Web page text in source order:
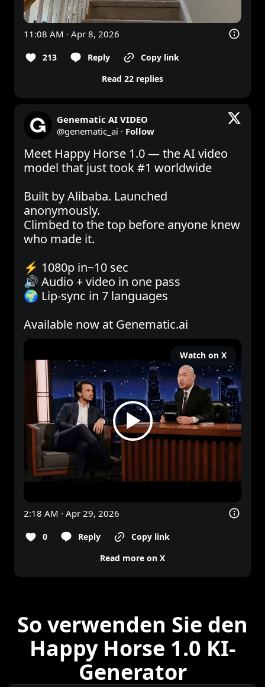
11:08 AM · Apr 8, 2026
213 Reply
Copy link
Read 22 replies
Genematic AI VIDEO
@genematic_ai · Follow
Meet Happy Horse 1.0 — the AI video
model that just took #1 worldwide
Built by Alibaba. Launched
anonymously.
Climbed to the top before anyone knew
who made it.
⚡ 1080p in~10 sec
🔊 Audio + video in one pass
🌍 Lip-sync in 7 languages
Available now at Genematic.ai
Watch on X
2:18 AM · Apr 29, 2026
0 Reply
Copy link
Read more on X
So verwenden Sie den
Happy Horse 1.0 KI-
Generator